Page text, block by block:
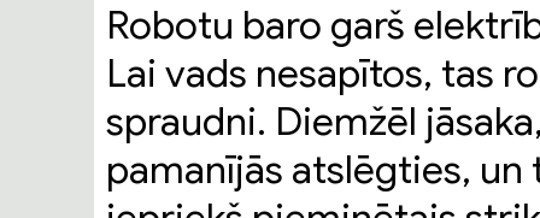
Robotu baro garš
Lai vads nesapītos, tas
spraudni. Diemžēl
pamanījās atslēgties,